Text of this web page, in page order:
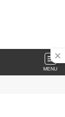
MENU